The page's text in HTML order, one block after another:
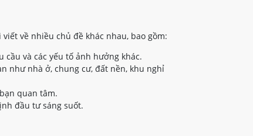
về nhiều chủ đề khác nhau, bao gồm:
và các yếu tố ảnh hưởng khác.
như nhà ở, chung cư, đất nền, khu nghỉ
quan tâm.
đầu tư sáng suốt.